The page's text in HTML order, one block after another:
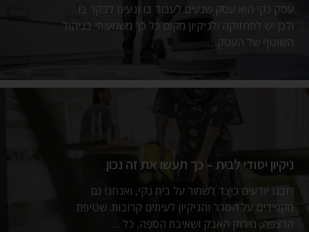
עסק נקי הוא עסק שנעים לעבוד בו ונעים לבקר בו
ולכן יש לתחזוקה ולניקיון מקום כל כך משמעותי בניהול
השוטף של העסק. …
ניקיון יסודי לבית – כך תעשו את זה נכון
רובנו יודעים כיצד לשמור על בית נקי, ואנחנו גם
מקפידים על הסדר והניקיון לעיתים קרובות. שטיפת
הרצפה, מירוק האבק ושאיבת הספה, כל …